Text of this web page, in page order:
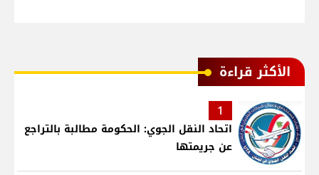
الأكثر قراءة
1
اتحاد النقل الجوي: الحكومة مطالبة بالتراجع
عن جريمتها